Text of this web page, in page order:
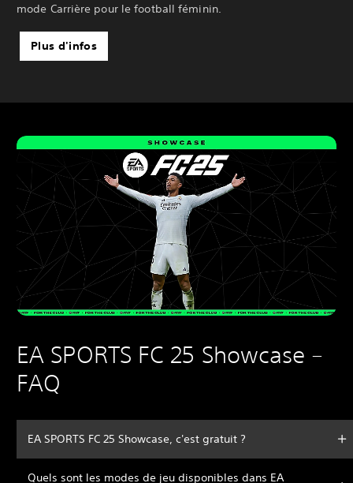
mode Carrière pour le football féminin.
Plus d'infos
EA SPORTS FC 25 Showcase –
FAQ
EA SPORTS FC 25 Showcase, c'est gratuit ?
Quels sont les modes de jeu disponibles dans EA